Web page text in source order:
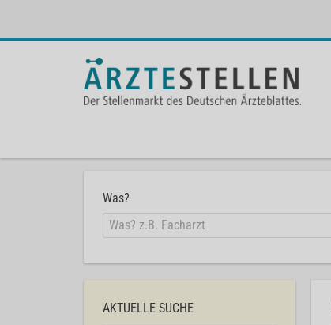
Was?
AKTUELLE SUCHE